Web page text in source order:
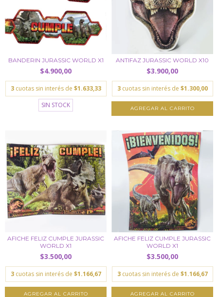
BANDERIN JURASSIC WORLD X1
$4.900,00
3 cuotas sin interés de $1.633,33
SIN STOCK
ANTIFAZ JURASSIC WORLD X10
$3.900,00
3 cuotas sin interés de $1.300,00
AFICHE FELIZ CUMPLE JURASSIC
WORLD X1
$3.500,00
3 cuotas sin interés de $1.166,67
AFICHE FELIZ CUMPLE JURASSIC
WORLD X1
$3.500,00
3 cuotas sin interés de $1.166,67